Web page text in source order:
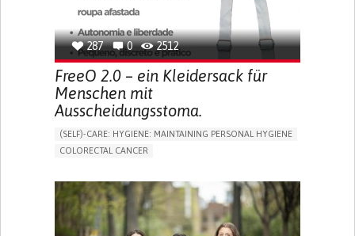
CAREGIVER SUPPORT
SOLUTIONS FOR DISABLED PEOPLE
INDIA
287 0 2512
FreeO 2.0 – ein Kleidersack für
Menschen mit
Ausscheidungsstoma.
(SELF)-CARE: HYGIENE: MAINTAINING PERSONAL HYGIENE
COLORECTAL CANCER
PROMOTING SELF-MANAGEMENT
GASTROENTEROLOGY
MEDICAL ONCOLOGY
PORTUGAL